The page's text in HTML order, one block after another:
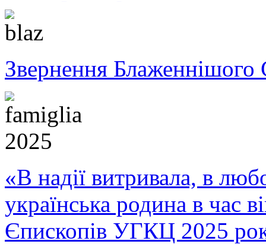
Звернення Блаженнішого
«В надії витривала, в
українська родина в час
Єпископів УГКЦ 2025